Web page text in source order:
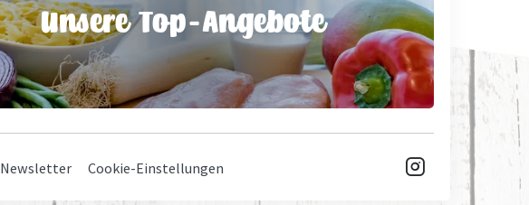
Unsere Top-Angebote
Newsletter Cookie-Einstellungen 